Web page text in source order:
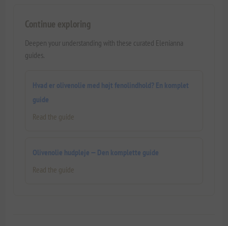
Continue exploring
Deepen your understanding with these curated Elenianna
guides.
Hvad er olivenolie med højt fenolindhold? En komplet
guide
Read the guide
Olivenolie hudpleje — Den komplette guide
Read the guide